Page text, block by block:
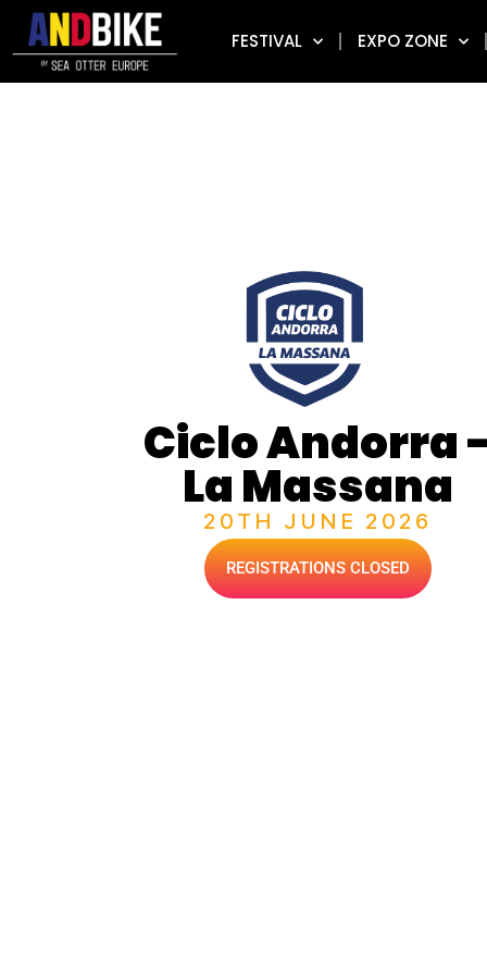
FESTIVAL EXPO ZONE
Ciclo Andorra -
La Massana
20TH JUNE 2026
REGISTRATIONS CLOSED